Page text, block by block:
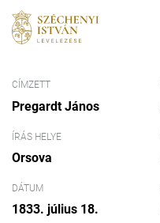
CÍMZETT
Pregardt János
ÍRÁS HELYE
Orsova
DÁTUM
1833. július 18.